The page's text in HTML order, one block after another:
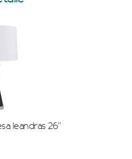
leandras 26''